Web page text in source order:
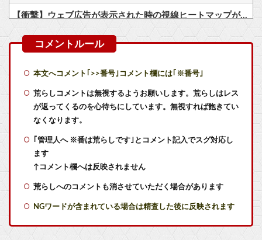
【衝撃】ウェブ広告が表示された時の視線ヒートマップがコチラ…
【VTuber】ばあちゃる、引退を発表 8月9日の誕生日配信で詳細を説明「ずっと続けられなくて本当にごめんなさい」【8/9(日)15:00】
【艦これ】授業中に居眠りふぶき 他
【艦これ】煙幕してんのに大暴れしすぎちゃうか？
【艦これ】バニ黒潮親潮 他
【艦これ】ヴァトールはなんて呼べばいいんだろうね
本文へコメント｢>>番号｣コメント欄には｢※番号｣
荒らしコメントは無視するようお願いします。荒らしはレス
が返ってくるのを心待ちにしています。無視すれば飽きてい
なくなります。
｢管理人へ ※番は荒らしです｣とコメント記入でスグ対応し
ます
↑コメント欄へは反映されません
荒らしへのコメントも消させていただく場合があります
NGワードが含まれている場合は精査した後に反映されます